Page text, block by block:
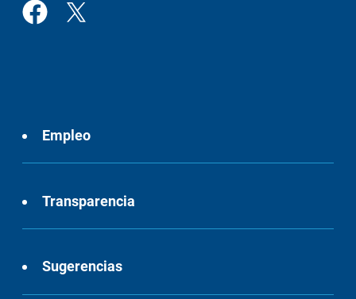
Empleo
Transparencia
Sugerencias